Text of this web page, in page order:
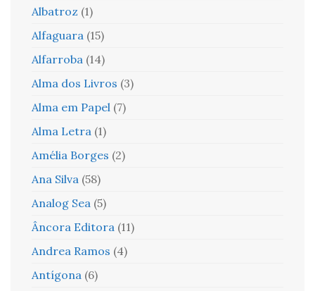
Albatroz (1)
Alfaguara (15)
Alfarroba (14)
Alma dos Livros (3)
Alma em Papel (7)
Alma Letra (1)
Amélia Borges (2)
Ana Silva (58)
Analog Sea (5)
Âncora Editora (11)
Andrea Ramos (4)
Antígona (6)